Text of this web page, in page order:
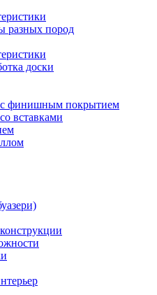
разных пород
доски
финишным покрытием
вставками